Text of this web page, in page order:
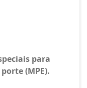
para
(MPE).